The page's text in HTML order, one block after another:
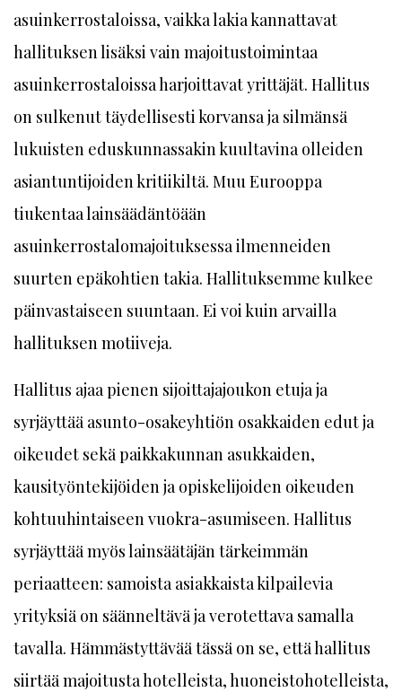
asuinkerrostaloissa, vaikka lakia kannattavat
hallituksen lisäksi vain majoitustoimintaa
asuinkerrostaloissa harjoittavat yrittäjät. Hallitus
on sulkenut täydellisesti korvansa ja silmänsä
lukuisten eduskunnassakin kuultavina olleiden
asiantuntijoiden kritiikiltä. Muu Eurooppa
tiukentaa lainsäädäntöään
asuinkerrostalomajoituksessa ilmenneiden
suurten epäkohtien takia. Hallituksemme kulkee
päinvastaiseen suuntaan. Ei voi kuin arvailla
hallituksen motiiveja.
Hallitus ajaa pienen sijoittajajoukon etuja ja
syrjäyttää asunto-osakeyhtiön osakkaiden edut ja
oikeudet sekä paikkakunnan asukkaiden,
kausityöntekijöiden ja opiskelijoiden oikeuden
kohtuuhintaiseen vuokra-asumiseen. Hallitus
syrjäyttää myös lainsäätäjän tärkeimmän
periaatteen: samoista asiakkaista kilpailevia
yrityksiä on säänneltävä ja verotettava samalla
tavalla. Hämmästyttävää tässä on se, että hallitus
siirtää majoitusta hotelleista, huoneistohotelleista,